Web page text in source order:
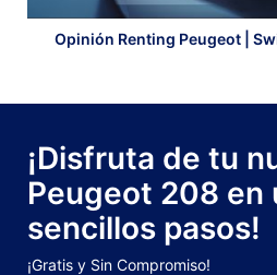
Opinión Renting Peugeot |
¡Disfruta de tu
Peugeot 208 en
sencillos pasos!
¡Gratis y Sin Compromiso!